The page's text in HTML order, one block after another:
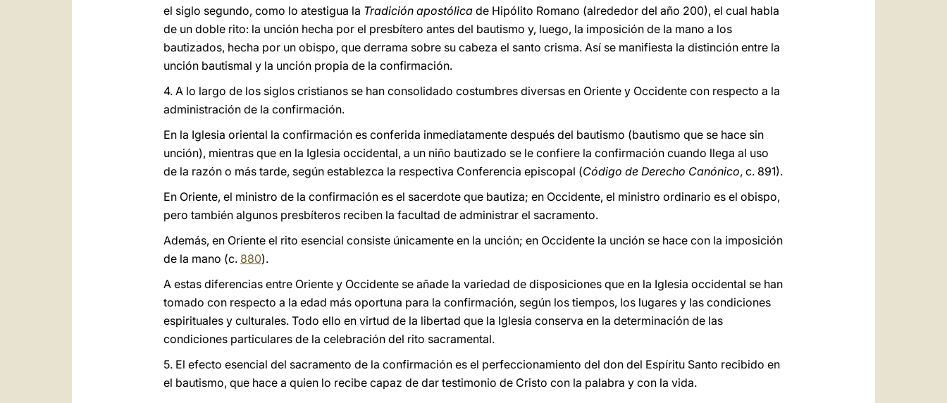
el siglo segundo, como lo atestigua la Tradición apostólica de Hipólito Romano (alrededor del año 200), el cual habla
de un doble rito: la unción hecha por el presbítero antes del bautismo y, luego, la imposición de la mano a los
bautizados, hecha por un obispo, que derrama sobre su cabeza el santo crisma. Así se manifiesta la distinción entre la
unción bautismal y la unción propia de la confirmación.
4. A lo largo de los siglos cristianos se han consolidado costumbres diversas en Oriente y Occidente con respecto a la
administración de la confirmación.
En la Iglesia oriental la confirmación es conferida inmediatamente después del bautismo (bautismo que se hace sin
unción), mientras que en la Iglesia occidental, a un niño bautizado se le confiere la confirmación cuando llega al uso
de la razón o más tarde, según establezca la respectiva Conferencia episcopal (Código de Derecho Canónico, c. 891).
En Oriente, el ministro de la confirmación es el sacerdote que bautiza; en Occidente, el ministro ordinario es el obispo,
pero también algunos presbíteros reciben la facultad de administrar el sacramento.
Además, en Oriente el rito esencial consiste únicamente en la unción; en Occidente la unción se hace con la imposición
de la mano (c. 880).
A estas diferencias entre Oriente y Occidente se añade la variedad de disposiciones que en la Iglesia occidental se han
tomado con respecto a la edad más oportuna para la confirmación, según los tiempos, los lugares y las condiciones
espirituales y culturales. Todo ello en virtud de la libertad que la Iglesia conserva en la determinación de las
condiciones particulares de la celebración del rito sacramental.
5. El efecto esencial del sacramento de la confirmación es el perfeccionamiento del don del Espíritu Santo recibido en
el bautismo, que hace a quien lo recibe capaz de dar testimonio de Cristo con la palabra y con la vida.